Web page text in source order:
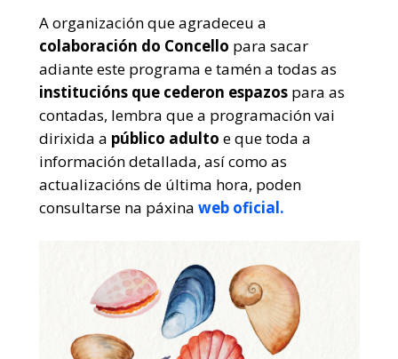
A organización que agradeceu a
colaboración do Concello para sacar
adiante este programa e tamén a todas as
institucións que cederon espazos para as
contadas, lembra que a programación vai
dirixida a público adulto e que toda a
información detallada, así como as
actualizacións de última hora, poden
consultarse na páxina web oficial.